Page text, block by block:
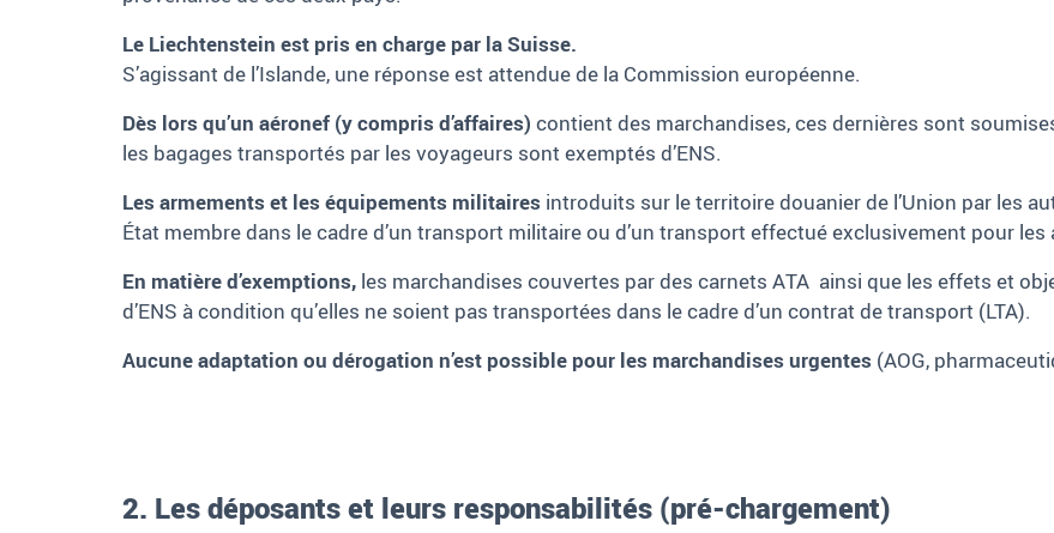
Le Liechtenstein est pris en charge par la Suisse.
S’agissant de l’Islande, une réponse est attendue de la Commission européenne.
Dès lors qu’un aéronef (y compris d’affaires) contient des marchandises, ces dernières sont
les bagages transportés par les voyageurs sont exemptés d’ENS.
Les armements et les équipements militaires introduits sur le territoire douanier de l’Union par les
État membre dans le cadre d’un transport militaire ou d’un transport effectué exclusivement pour
En matière d’exemptions, les marchandises couvertes par des carnets ATA ainsi que les effets et
d’ENS à condition qu’elles ne soient pas transportées dans le cadre d’un contrat de transport (LTA).
Aucune adaptation ou dérogation n’est possible pour les marchandises urgentes (AOG,
2. Les déposants et leurs responsabilités (pré-chargement)